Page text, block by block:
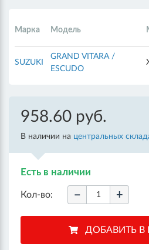
Марка Модель
SUZUKI
GRAND VITARA /
ESCUDO
958.60 руб.
В наличии на центральных
Есть в наличии
Кол-во: − +